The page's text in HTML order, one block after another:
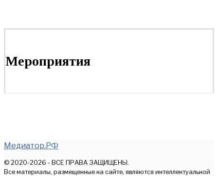
Мероприятия
Медиатор.РФ
© 2020-2026 - ВСЕ ПРАВА ЗАЩИЩЕНЫ.
Все материалы, размещенные на сайте, являются интеллектуальной